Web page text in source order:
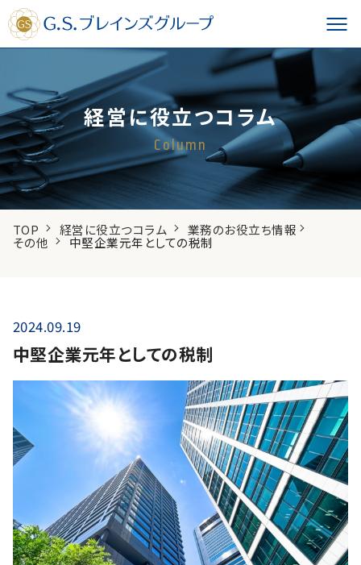
経営に役立つコラム
Column
TOP 経営に役立つコラム 業務のお役立ち情報
その他 中堅企業元年としての税制
2024.09.19
中堅企業元年としての税制